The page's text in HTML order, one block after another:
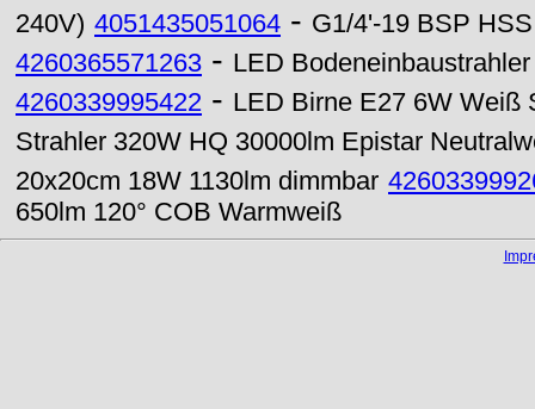
240V) 4051435051064 - G1/4'-19 BSP
4260365571263 - LED
4260339995422 - LED Birne E27 6W Weiß
Strahler 320W HQ 30000lm Epistar
20x20cm 18W 1130lm dimmbar
650lm 120° COB Warmweiß